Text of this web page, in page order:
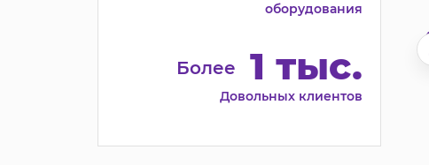
оборудования
Более 1 тыс.
Довольных клиентов